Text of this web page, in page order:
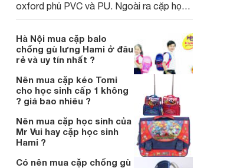
oxford phủ PVC và PU. Ngoài ra cặp học
sinh mang thương hiệu Hami có giá cả
Hà Nội mua cặp balo
chống gù lưng Hami ở đâu
rẻ và uy tín nhất ?
Nên mua cặp kéo Tomi
cho học sinh cấp 1 không
? giá bao nhiêu ?
Nên mua cặp học sinh của
Mr Vui hay cặp học sinh
Hami ?
Có nên mua cặp chống gù